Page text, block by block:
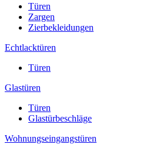
Türen
Zargen
Zierbekleidungen
Echtlacktüren
Türen
Glastüren
Türen
Glastürbeschläge
Wohnungseingangstüren